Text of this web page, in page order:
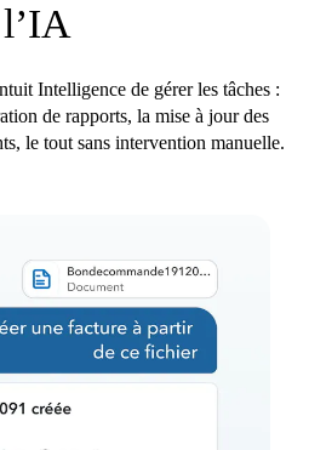
l’IA
Intelligence de gérer les tâches :
de rapports, la mise à jour des
le tout sans intervention manuelle.